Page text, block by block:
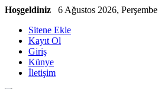
Hoşgeldiniz
6 Ağustos 2026, Perşembe
Sitene Ekle
Kayıt Ol
Giriş
Künye
İletişim